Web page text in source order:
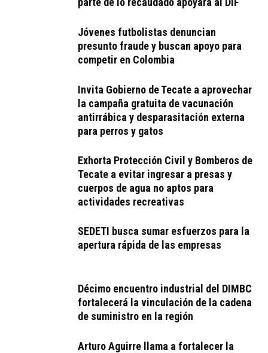
Jóvenes futbolistas denuncian
presunto fraude y buscan apoyo para
competir en Colombia
Invita Gobierno de Tecate a aprovechar
la campaña gratuita de vacunación
antirrábica y desparasitación externa
para perros y gatos
Exhorta Protección Civil y Bomberos de
Tecate a evitar ingresar a presas y
cuerpos de agua no aptos para
actividades recreativas
SEDETI busca sumar esfuerzos para la
apertura rápida de las empresas
Décimo encuentro industrial del DIMBC
fortalecerá la vinculación de la cadena
de suministro en la región
Arturo Aguirre llama a fortalecer la